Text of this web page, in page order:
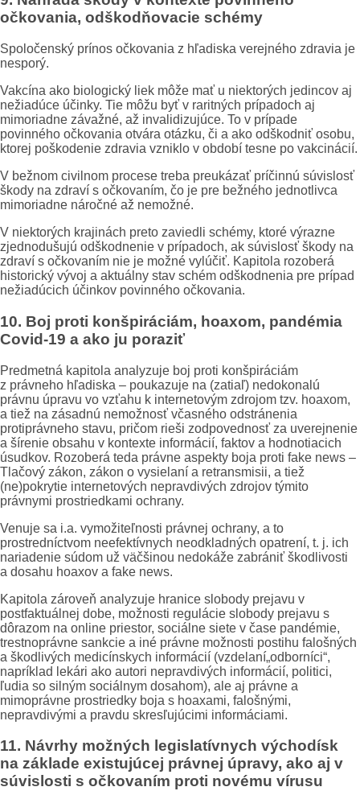
očkovania, odškodňovacie schémy
Spoločenský prínos očkovania z hľadiska verejného zdravia je
nesporý.
Vakcína ako biologický liek môže mať u niektorých jedincov aj
nežiadúce účinky. Tie môžu byť v raritných prípadoch aj
mimoriadne závažné, až invalidizujúce. To v prípade
povinného očkovania otvára otázku, či a ako odškodniť osobu,
ktorej poškodenie zdravia vzniklo v období tesne po vakcinácií.
V bežnom civilnom procese treba preukázať príčinnú súvislosť
škody na zdraví s očkovaním, čo je pre bežného jednotlivca
mimoriadne náročné až nemožné.
V niektorých krajinách preto zaviedli schémy, ktoré výrazne
zjednodušujú odškodnenie v prípadoch, ak súvislosť škody na
zdraví s očkovaním nie je možné vylúčiť. Kapitola rozoberá
historický vývoj a aktuálny stav schém odškodnenia pre prípad
nežiadúcich účinkov povinného očkovania.
10. Boj proti konšpiráciám, hoaxom, pandémia
Covid-19 a ako ju poraziť
Predmetná kapitola analyzuje boj proti konšpiráciám
z právneho hľadiska – poukazuje na (zatiaľ) nedokonalú
právnu úpravu vo vzťahu k internetovým zdrojom tzv. hoaxom,
a tiež na zásadnú nemožnosť včasného odstránenia
protiprávneho stavu, pričom rieši zodpovednosť za uverejnenie
a šírenie obsahu v kontexte informácií, faktov a hodnotiacich
úsudkov. Rozoberá teda právne aspekty boja proti fake news –
Tlačový zákon, zákon o vysielaní a retransmisii, a tiež
(ne)pokrytie internetových nepravdivých zdrojov týmito
právnymi prostriedkami ochrany.
Venuje sa i.a. vymožiteľnosti právnej ochrany, a to
prostredníctvom neefektívnych neodkladných opatrení, t. j. ich
nariadenie súdom už väčšinou nedokáže zabrániť škodlivosti
a dosahu hoaxov a fake news.
Kapitola zároveň analyzuje hranice slobody prejavu v
postfaktuálnej dobe, možnosti regulácie slobody prejavu s
dôrazom na online priestor, sociálne siete v čase pandémie,
trestnoprávne sankcie a iné právne možnosti postihu falošných
a škodlivých medicínskych informácií (vzdelaní„odborníci“,
napríklad lekári ako autori nepravdivých informácií, politici,
ľudia so silným sociálnym dosahom), ale aj právne a
mimoprávne prostriedky boja s hoaxami, falošnými,
nepravdivými a pravdu skresľujúcimi informáciami.
11. Návrhy možných legislatívnych východísk
na základe existujúcej právnej úpravy, ako aj v
súvislosti s očkovaním proti novému vírusu